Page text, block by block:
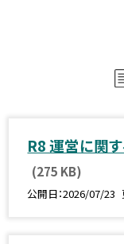
R8 運営に関
(275 KB)
公開日 2026/07/23